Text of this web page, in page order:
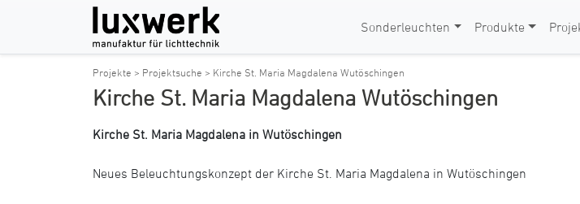
Sonderleuchten Produkte
Projekte > Projektsuche > Kirche St. Maria Magdalena Wutöschingen
Kirche St. Maria Magdalena Wutöschingen
Kirche St. Maria Magdalena in Wutöschingen
Neues Beleuchtungskonzept der Kirche St. Maria Magdalena in Wutöschingen